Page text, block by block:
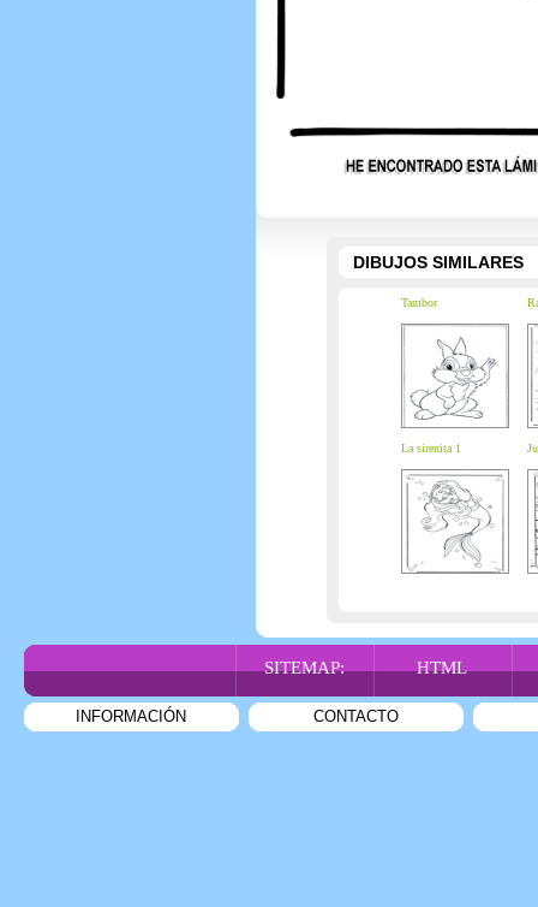
DIBUJOS SIMILARES
Tambor
La sirenita 1
SITEMAP: HTML
INFORMACIÓN CONTACTO